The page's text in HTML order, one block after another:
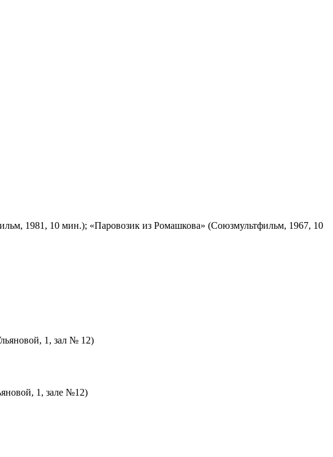
1981, 10 мин.); «Паровозик из Ромашкова» (Союзмультфильм, 1967, 10
1, зал № 12)
1, зале №12)